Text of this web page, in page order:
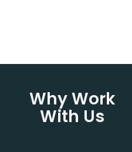
Why Work
With Us